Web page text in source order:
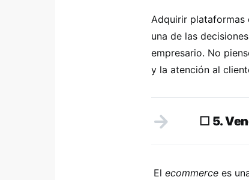
Adquirir plataformas
una de las
empresario. No
y la atención al
☐ 5.
El ecommerce es